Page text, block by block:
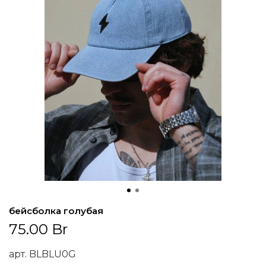
арт. BLBLU0G
бейсболка голубая
75.00 Br